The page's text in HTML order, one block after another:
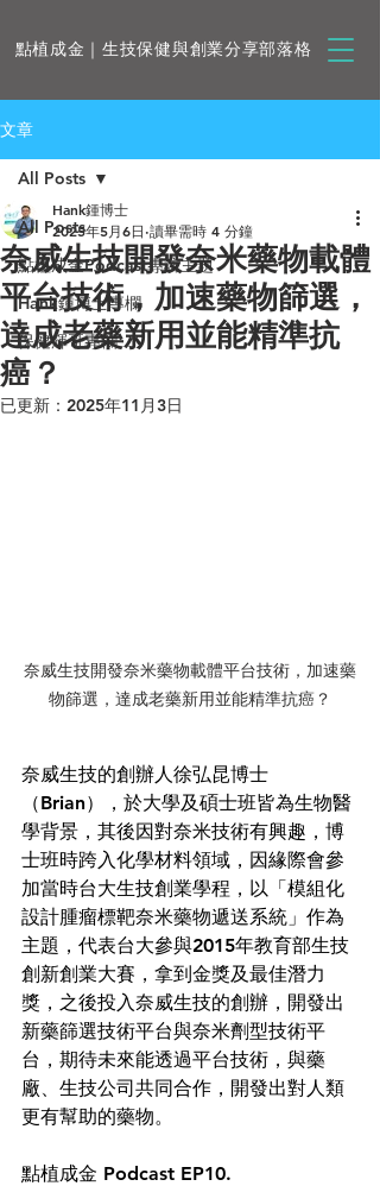
點植成金｜生技保健與創業分享部落格
文章
All Posts
點植成金Podcast專訪主題
Hank鍾博士專欄
保健輝哥專欄
All Posts
奈威生技開發奈米藥物載體
平台技術，加速藥物篩選，
達成老藥新用並能精準抗
癌？
Hank鍾博士
2025年5月6日 讀畢需時 4 分鐘
已更新： 2025年11月3日
奈威生技開發奈米藥物載體平台技術，加速藥
物篩選，達成老藥新用並能精準抗癌？
奈威生技的創辦人徐弘昆博士
（Brian），於大學及碩士班皆為生物醫
學背景，其後因對奈米技術有興趣，博
士班時跨入化學材料領域，因緣際會參
加當時台大生技創業學程，以「模組化
設計腫瘤標靶奈米藥物遞送系統」作為
主題，代表台大參與2015年教育部生技
創新創業大賽，拿到金獎及最佳潛力
獎，之後投入奈威生技的創辦，開發出
新藥篩選技術平台與奈米劑型技術平
台，期待未來能透過平台技術，與藥
廠、生技公司共同合作，開發出對人類
更有幫助的藥物。
點植成金 Podcast EP10.